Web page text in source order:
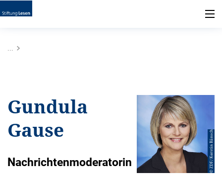
...
Gundula
Gause
Nachrichtenmoderatorin © ZDF/ Kerstin Bänsch